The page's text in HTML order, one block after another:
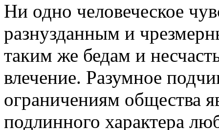
Ни одно человеческое
разнузданным и
таким же бедам и
влечение. Разумное
ограничениям общества
подлинного характера